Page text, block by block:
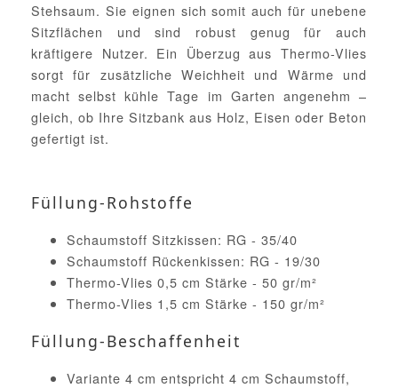
Stehsaum. Sie eignen sich somit auch für unebene
Sitzflächen und sind robust genug für auch
kräftigere Nutzer. Ein Überzug aus Thermo-Vlies
sorgt für zusätzliche Weichheit und Wärme und
macht selbst kühle Tage im Garten angenehm –
gleich, ob Ihre Sitzbank aus Holz, Eisen oder Beton
gefertigt ist.
Füllung-Rohstoffe
Schaumstoff Sitzkissen: RG - 35/40
Schaumstoff Rückenkissen: RG - 19/30
Thermo-Vlies 0,5 cm Stärke - 50 gr/m²
Thermo-Vlies 1,5 cm Stärke - 150 gr/m²
Füllung-Beschaffenheit
Variante 4 cm entspricht 4 cm Schaumstoff,